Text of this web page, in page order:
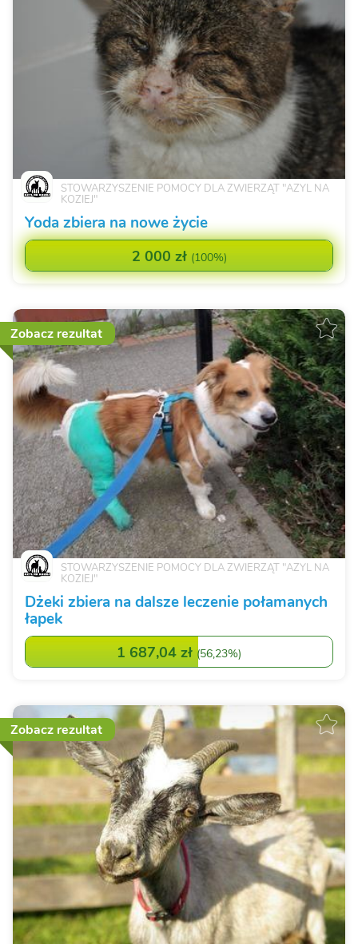
STOWARZYSZENIE POMOCY DLA ZWIERZĄT "AZYL NA
KOZIEJ"
Yoda zbiera na nowe życie
2 000 zł (100%)
Zobacz rezultat
STOWARZYSZENIE POMOCY DLA ZWIERZĄT "AZYL NA
KOZIEJ"
Dżeki zbiera na dalsze leczenie połamanych
łapek
1 687,04 zł (56,23%)
Zobacz rezultat